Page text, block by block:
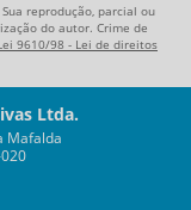
reprodução, parcial ou
do autor. Crime de
9610/98 - Lei de direitos
Ltda.
Mafalda